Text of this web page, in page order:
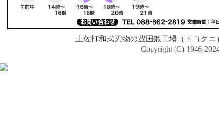
土佐打和式刃物の豊国鍛工場（トヨクニ
Copyright (C) 1946-